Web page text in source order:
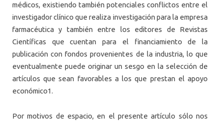
médicos, existiendo también potenciales conflictos entre el
investigador clínico que realiza investigación para la empresa
farmacéutica y también entre los editores de Revistas
Científicas que cuentan para el financiamiento de la
publicación con fondos provenientes de la industria, lo que
eventualmente puede originar un sesgo en la selección de
artículos que sean favorables a los que prestan el apoyo
económico1.
Por motivos de espacio, en el presente artículo sólo nos